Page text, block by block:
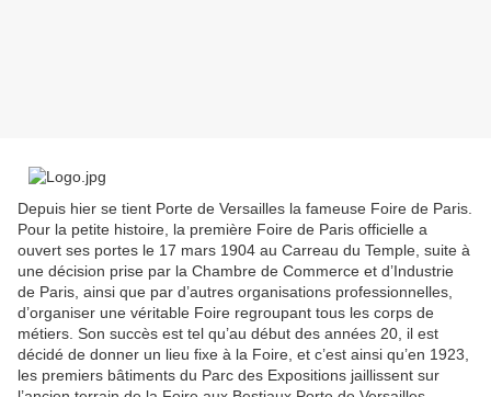
Depuis hier se tient Porte de Versailles la fameuse Foire de Paris.
Pour la petite histoire, la première Foire de Paris officielle a
ouvert ses portes le 17 mars 1904 au Carreau du Temple, suite à
une décision prise par la Chambre de Commerce et d’Industrie
de Paris, ainsi que par d’autres organisations professionnelles,
d’organiser une véritable Foire regroupant tous les corps de
métiers. Son succès est tel qu’au début des années 20, il est
décidé de donner un lieu fixe à la Foire, et c’est ainsi qu’en 1923,
les premiers bâtiments du Parc des Expositions jaillissent sur